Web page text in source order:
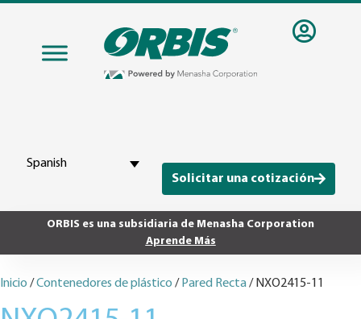
Spanish
Solicitar una cotización
ORBIS es una subsidiaria de Menasha Corporation
Aprende Más
Inicio /Contenedores de plástico / Pared Recta/ NXO2415-11